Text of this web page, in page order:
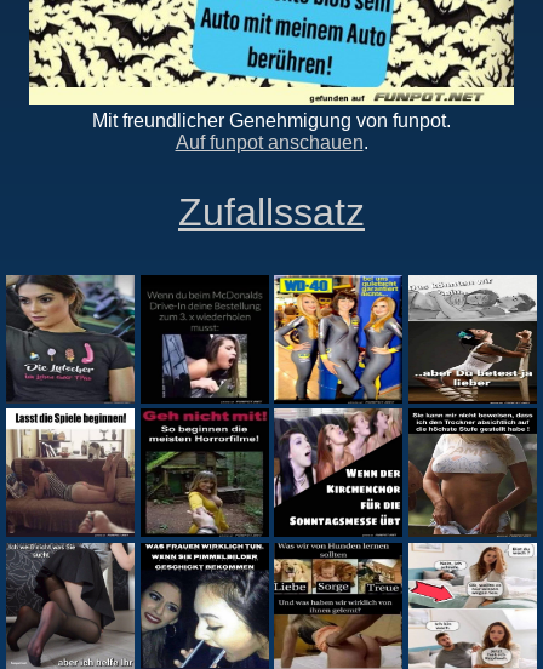
Mit freundlicher Genehmigung von funpot.
Auf funpot anschauen.
Zufallssatz